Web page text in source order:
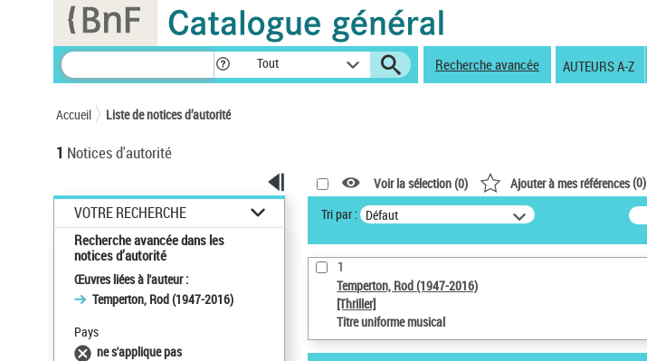
Tout Recherche avancée AUTEURS A-Z
Accueil Liste de notices d’autorité
1 Notices d'autorité
VOTRE RECHERCHE
Recherche avancée dans les
notices d’autorité
Œuvres liées à l'auteur :
Temperton, Rod (1947-2016)
Pays
ne s'applique pas
Voir la sélection (0) Ajouter à mes références(0)
Tri par : Défaut
1
Temperton, Rod (1947-2016)
[Thriller]
Titre uniforme musical
Panneau de gestion des cookies